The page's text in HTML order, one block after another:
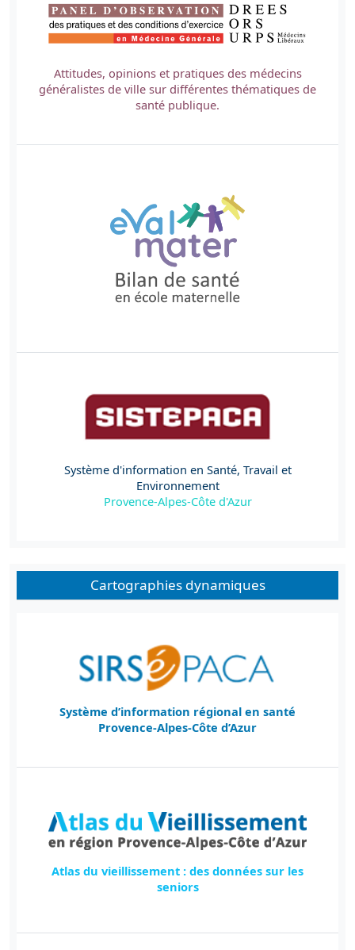
Attitudes, opinions et pratiques des médecins
généralistes de ville sur différentes thématiques de
santé publique.
Système d'information en Santé, Travail et
Environnement
Provence-Alpes-Côte d'Azur
Cartographies dynamiques
Système d’information régional en santé
Provence-Alpes-Côte d’Azur
Atlas du vieillissement : des données sur les
seniors